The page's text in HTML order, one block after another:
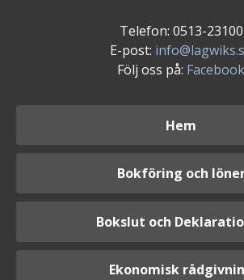
Telefon: 0513-23100
E-post:
Följ oss på: Facebook
Hem
Bokföring och
Bokslut och
Ekonomisk